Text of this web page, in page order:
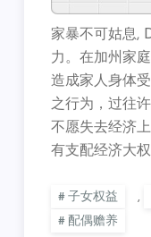
家暴不可姑息,
力。在加州家
造成家人身体
之行为，过往
不愿失去经济
有支配经济大
子女权益 ,
配偶赡养